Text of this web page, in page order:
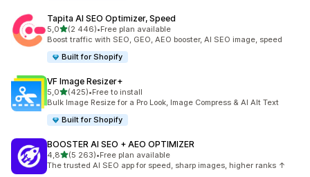
Tapita AI SEO Optimizer, Speed
5,0/ 5 tähteä
(2 446)
2446 arvostelua yhteensä
•Free plan available
Boost traffic with SEO, GEO, AEO booster, AI SEO image, speed
Built for Shopify
VF Image Resizer+
5,0/ 5 tähteä
(425)
425 arvostelua yhteensä
•Free to install
Bulk Image Resize for a Pro Look, Image Compress & AI Alt Text
Built for Shopify
BOOSTER AI SEO + AEO OPTIMIZER
4,8/ 5 tähteä
(5 263)
5263 arvostelua yhteensä
•Free plan available
The trusted AI SEO app for speed, sharp images, higher ranks ↑